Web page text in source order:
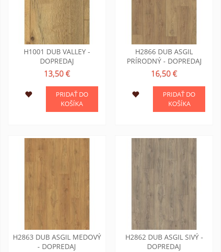
H1001 DUB VALLEY -
DOPREDAJ
13,50 €
PRIDAŤ DO
KOŠÍKA
H2866 DUB ASGIL
PRÍRODNÝ - DOPREDAJ
16,50 €
PRIDAŤ DO
KOŠÍKA
H2863 DUB ASGIL MEDOVÝ
- DOPREDAJ
H2862 DUB ASGIL SIVÝ -
DOPREDAJ